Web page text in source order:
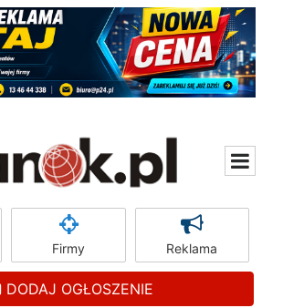
Firmy Reklama
DODAJ OGŁOSZENIE